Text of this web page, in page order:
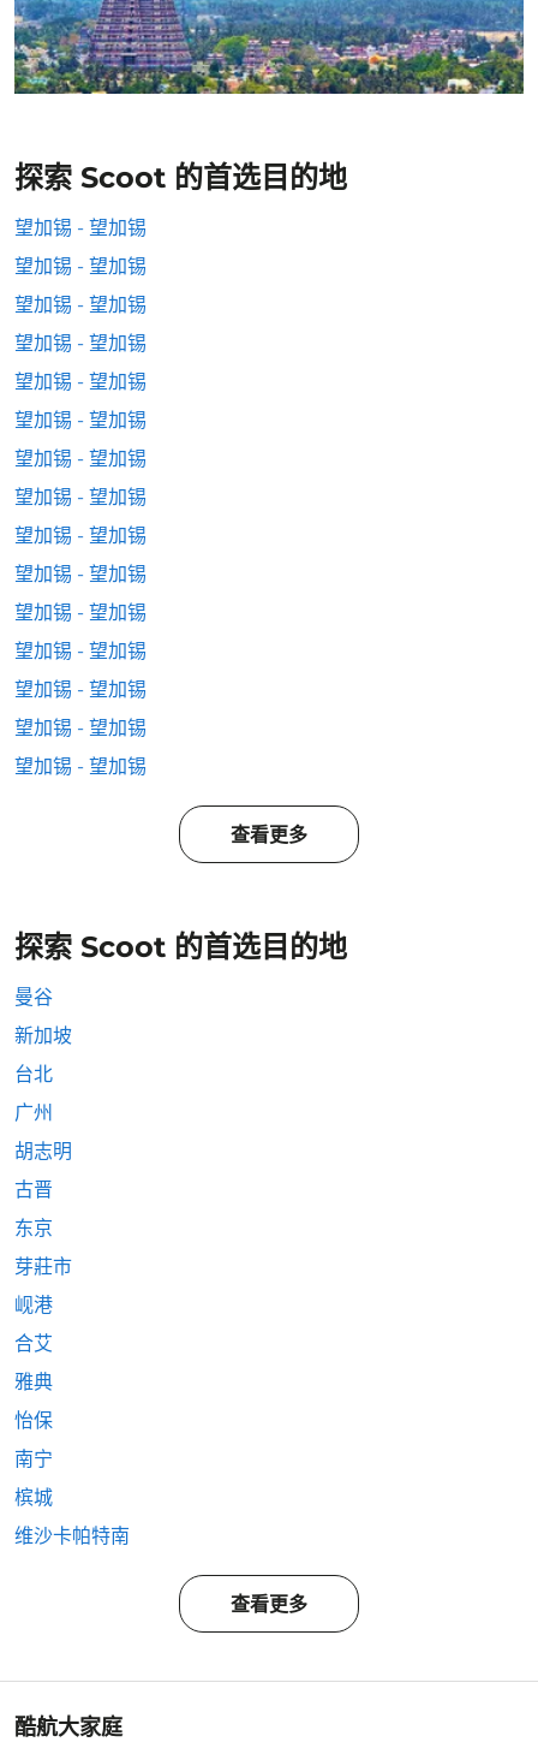
探索 Scoot 的首选目的地
望加锡 - 望加锡
望加锡 - 望加锡
望加锡 - 望加锡
望加锡 - 望加锡
望加锡 - 望加锡
望加锡 - 望加锡
望加锡 - 望加锡
望加锡 - 望加锡
望加锡 - 望加锡
望加锡 - 望加锡
望加锡 - 望加锡
望加锡 - 望加锡
望加锡 - 望加锡
望加锡 - 望加锡
望加锡 - 望加锡
查看更多
探索 Scoot 的首选目的地
曼谷
新加坡
台北
广州
胡志明
古晋
东京
芽莊市
岘港
合艾
雅典
怡保
南宁
槟城
维沙卡帕特南
查看更多
酷航大家庭